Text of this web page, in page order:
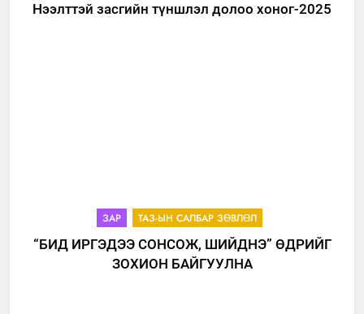
Нээлттэй засгийн түншлэл долоо хоног-2025
ЗАР ТАЗ-ЫН САЛБАР ЗӨВЛӨЛ
“БИД ИРГЭДЭЭ СОНСОЖ, ШИЙДНЭ” ӨДРИЙГ
ЗОХИОН БАЙГУУЛНА